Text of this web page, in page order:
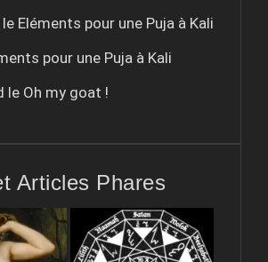
Eléments pour une Puja à Kali
pour une Puja à Kali
le Oh my goat !
Articles Phares